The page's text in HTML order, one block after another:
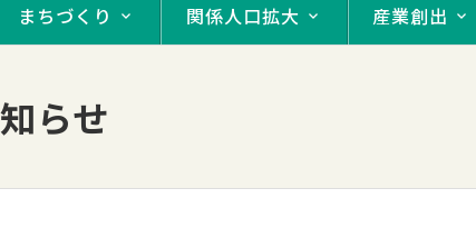
まちづくり 関係人口拡大 産業創出
らせ